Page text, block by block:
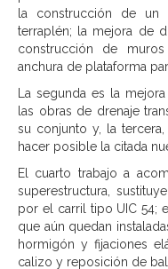
la construcción de un
terraplén; la mejora de
construcción de
anchura de plataforma
La segunda es la
las obras de drenaje
su conjunto y, la
hacer posible la citada
El cuarto trabajo a
superestructura,
por el carril tipo UIC 54;
que aún quedan
hormigón y fijaciones
calizo y reposición de